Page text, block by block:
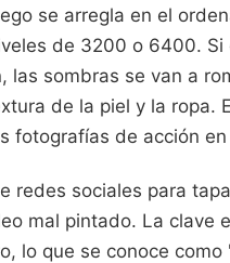
se arregla en el
de 3200 o 6400.
sombras se van a
de la piel y la ropa.
fotografías de acción
redes sociales para
mal pintado. La clave
lo que se conoce